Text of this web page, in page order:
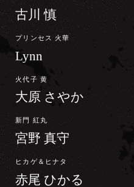
古川 慎
プリンセス 火華
Lynn
火代子 黄
大原 さやか
新門 紅丸
宮野 真守
ヒカゲ＆ヒナタ
赤尾 ひかる